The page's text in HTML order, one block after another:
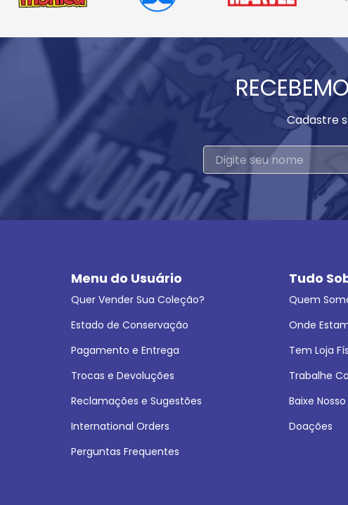
Cadastre
Menu do Usuário
Quer Vender Sua Coleção?
Estado de Conservação
Pagamento e Entrega
Trocas e Devoluções
Reclamações e Sugestões
International Orders
Perguntas Frequentes
Tudo
Quem
Onde
Tem Loja
Trabalhe
Baixe Nosso
Doações